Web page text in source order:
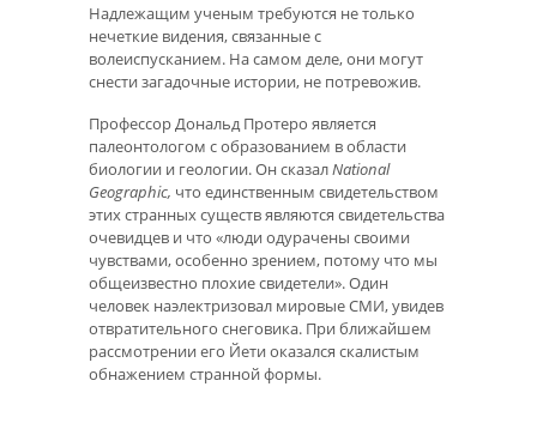
Надлежащим ученым требуются не только
нечеткие видения, связанные с
волеиспусканием. На самом деле, они могут
снести загадочные истории, не потревожив.
Профессор Дональд Протеро является
палеонтологом с образованием в области
биологии и геологии. Он сказалNational
Geographic, что единственным свидетельством
этих странных существ являются свидетельства
очевидцев и что «люди одурачены своими
чувствами, особенно зрением, потому что мы
общеизвестно плохие свидетели». Один
человек наэлектризовал мировые СМИ, увидев
отвратительного снеговика. При ближайшем
рассмотрении его Йети оказался скалистым
обнажением странной формы.